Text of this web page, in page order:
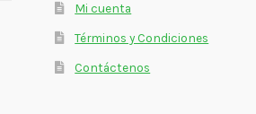
Mi cuenta
Términos y Condiciones
Contáctenos